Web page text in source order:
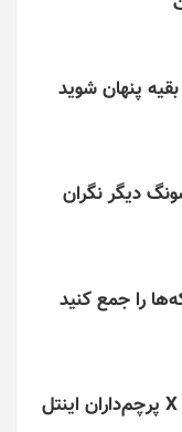
دیگر نگران
تراشه اسنپدراگون X Elite پرچم‌داران اینتل